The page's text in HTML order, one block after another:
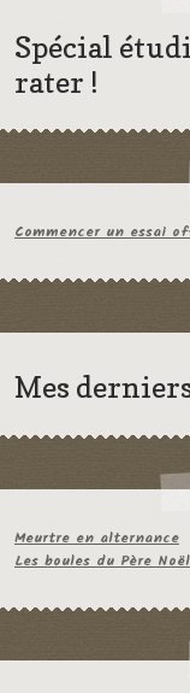
Spécial
rater !
Commencer un essai
Mes
Meurtre en alternance
Les boules du Père Noël